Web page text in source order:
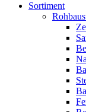
Sortiment